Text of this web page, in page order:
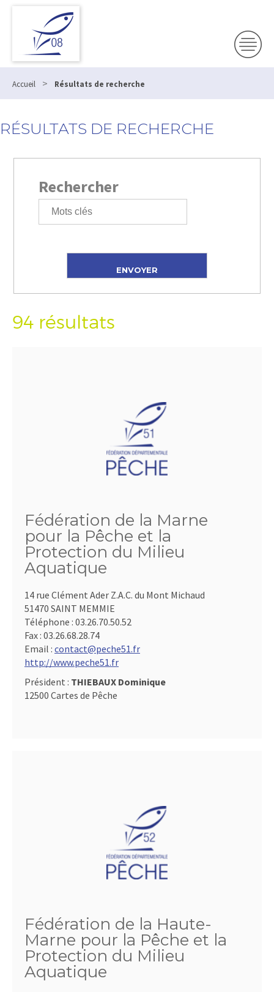
Accueil > Résultats de recherche
RÉSULTATS DE RECHERCHE
Rechercher
94 résultats
Fédération de la Marne
pour la Pêche et la
Protection du Milieu
Aquatique
14 rue Clément Ader Z.A.C. du Mont Michaud
51470 SAINT MEMMIE
Téléphone : 03.26.70.50.52
Fax : 03.26.68.28.74
Email : contact@peche51.fr
http://www.peche51.fr
Président : THIEBAUX Dominique
12500 Cartes de Pêche
Fédération de la Haute-
Marne pour la Pêche et la
Protection du Milieu
Aquatique